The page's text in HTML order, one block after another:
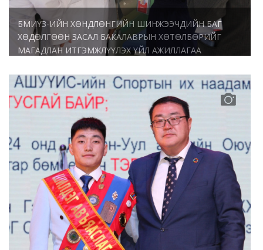
БМИҮЗ-ИЙН ХӨНДЛӨНГИЙН ШИНЖЭЭЧДИЙН БАГ
ХӨДӨЛГӨӨН ЗАСАЛ БАКАЛАВРЫН ХӨТӨЛБӨРИЙГ
МАГАДЛАН ИТГЭМЖЛҮҮЛЭХ ҮЙЛ АЖИЛЛАГАА